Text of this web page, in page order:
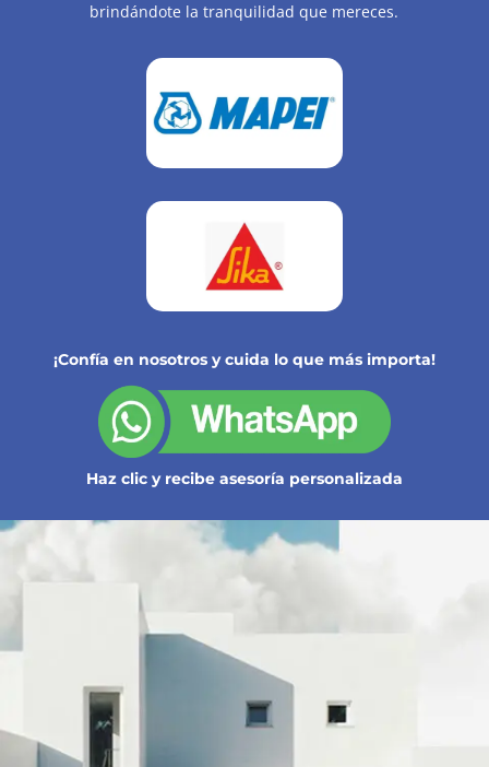
brindándote la tranquilidad que mereces.
¡Confía en nosotros y cuida lo que más importa!
Haz clic y recibe asesoría personalizada